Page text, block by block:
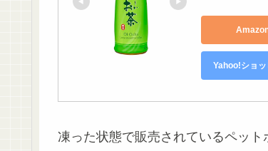
Yahoo!ショ
凍った状態で販売されているペッ